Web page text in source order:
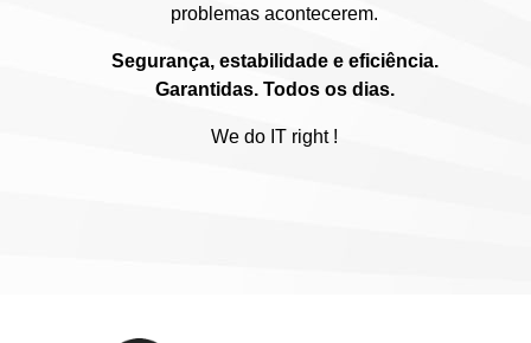
problemas acontecerem.
Segurança, estabilidade e eficiência.
Garantidas. Todos os dias.
We do IT right !